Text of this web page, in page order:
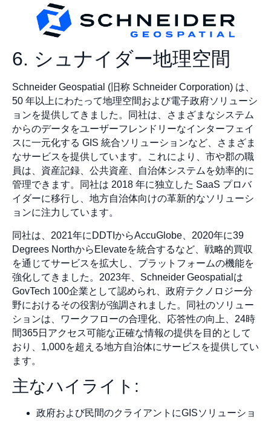
6. シュナイダー地理空間
Schneider Geospatial (旧称 Schneider Corporation) は、
50 年以上にわたって地理空間および電子政府ソリューシ
ョンを提供してきました。同社は、さまざまなシステム
からのデータをユーザーフレンドリーなインターフェイ
スに一元化する GIS 統合ソリューションなど、さまざま
なサービスを提供しています。これにより、市や郡の職
員は、資産記録、公共資産、自治体システムを効率的に
管理できます。同社は 2018 年に独立した SaaS プロバ
イダーに移行し、地方自治体向けの革新的なソリューシ
ョンに注力しています。
同社は、2021年にDDTIからAccuGlobe、2020年に39
Degrees NorthからElevateを統合するなど、戦略的買収
を通じてサービスを拡大し、プラットフォームの機能を
強化してきました。2023年、Schneider Geospatialは
GovTech 100企業として認められ、政府テクノロジー分
野におけるその役割が強調されました。同社のソリュー
ションは、ワークフローの合理化、応答性の向上、24時
間365日アクセス可能な正確な情報の提供を目的として
おり、1,000を超える地方自治体にサービスを提供してい
ます。
主なハイライト:
政府および民間のクライアントにGISソリューショ